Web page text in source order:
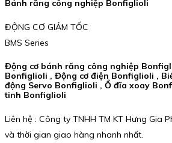
Bánh răng công nghiệp Bonfiglioli
ĐỘNG CƠ GIẢM TỐC
BMS Series
Động cơ bánh răng công nghiệp
Bonfiglioli , Động cơ điện Bonfiglioli ,
động Servo Bonfiglioli , Ổ đĩa xoay
tinh Bonfiglioli
Liên hệ : Công ty TNHH TM KT Hưng Gia
và thời gian giao hàng nhanh nhất.